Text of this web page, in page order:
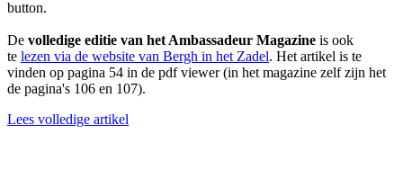
button.
De volledige editie van het Ambassadeur Magazine is ook
te lezen via de website van Bergh in het Zadel. Het artikel is te
vinden op pagina 54 in de pdf viewer (in het magazine zelf zijn het
de pagina's 106 en 107).
Lees volledige artikel